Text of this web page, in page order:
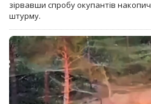
зірвавши спробу окупантів
штурму.